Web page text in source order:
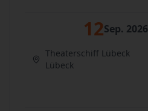
12Sep. 2026
Theaterschiff Lübeck
Lübeck